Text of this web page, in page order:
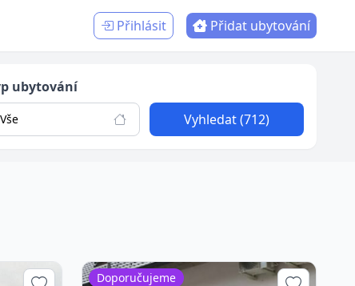
Přihlásit Přidat ubytování
ubytování
Vše Vyhledat (712)
Doporučujeme